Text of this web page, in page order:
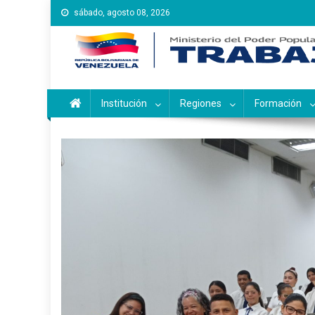
Saltar
al
contenido
sábado, agosto 08, 2026
Instituto Nacional de
Inces
Institución Regiones Formación